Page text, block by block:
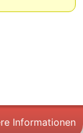
Informationen